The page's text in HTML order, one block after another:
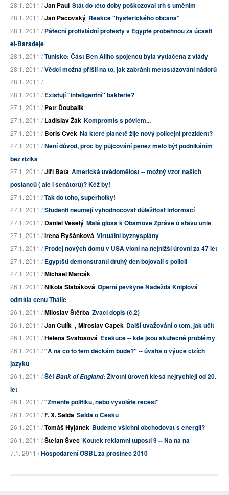
28.1. 2011 /Jan Paul Stát do této doby poškozoval trh s uměním
28.1. 2011 /Jan Pacovský Reakce "hysterického občana"
28.1. 2011 /Páteční protivládní protesty v Egyptě proběhnou za účasti
el-Baradeje
28.1. 2011 /Tunisko: Část Ben Aliho spojenců byla vytlačena z vlády
28.1. 2011 /Vědci možná přišli na to, jak zabránit metastázování nádorů
28.1. 2011 /
28.1. 2011 /Existují "inteligentní" bakterie?
27.1. 2011 /Petr Ďoubalík
27.1. 2011 /Ladislav Žák Kompromis s póvlem...
27.1. 2011 /Boris Cvek Na které planetě žije nový policejní prezident?
27.1. 2011 /Není důvod, proč by půjčování peněz mělo být podnikáním
bez rizika
27.1. 2011 /Jiří Baťa Americká uvědomělost -- možný vzor našich
poslanců ( ale i senátorů)? Kéž by!
27.1. 2011 /Tak do toho, superholky!
27.1. 2011 /Studenti neumějí vyhodnocovat důležitost informací
27.1. 2011 /Daniel Veselý Malá glosa k Obamově Zprávě o stavu unie
27.1. 2011 /Irena Ryšánková Virtuální byznysplány
27.1. 2011 /Prodej nových domů v USA vloni na nejnižší úrovni za 47 let
27.1. 2011 /Egyptští demonstranti druhý den bojovali s policií
27.1. 2011 /Michael Marčák
26.1. 2011 /Nikola Slabáková Operní pěvkyně Naděžda Kniplová
odmítla cenu Thálie
26.1. 2011 /Miloslav Štěrba Zvací dopis (č.2)
26.1. 2011 /Jan Čulík , Miroslav Čapek Další uvažování o tom, jak učit
26.1. 2011 /Helena Svatošová Exekuce -- kde jsou skutečné problémy
26.1. 2011 /"A na co to těm děckám bude?" -- úvaha o výuce cizích
jazyků
26.1. 2011 /ŠéfBank of England: Životní úroveň klesá nejrychleji od 20.
let
26.1. 2011 /"Změňte politiku, nebo vyvoláte recesi"
26.1. 2011 /F. X. Šalda Šalda o Česku
26.1. 2011 /Tomáš Hyjánek Budeme všichni obchodovat s energií?
26.1. 2011 /Štefan Švec Koutek reklamní tuposti 9 -- Na na na
7.1. 2011 /Hospodaření OSBL za prosinec 2010